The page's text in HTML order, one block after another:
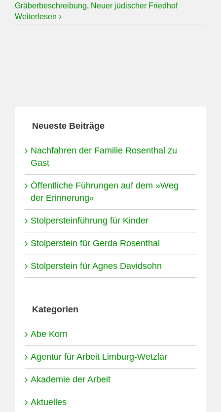
Gräberbeschreibung, Neuer jüdischer Friedhof
Weiterlesen
Neueste Beiträge
Nachfahren der Familie Rosenthal zu
Gast
Öffentliche Führungen auf dem »Weg
der Erinnerung«
Stolpersteinführung für Kinder
Stolperstein für Gerda Rosenthal
Stolperstein für Agnes Davidsohn
Kategorien
Abe Korn
Agentur für Arbeit Limburg-Wetzlar
Akademie der Arbeit
Aktuelles